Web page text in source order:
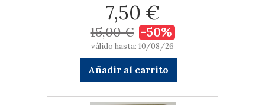
7,50 €
15,00 € -50%
válido hasta: 10/08/26
Añadir al carrito